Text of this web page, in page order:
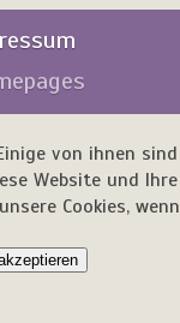
von ihnen sind
Website und Ihre
Cookies, wenn